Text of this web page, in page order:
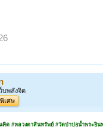
บพลังจิต
เศษ
ด #หลวงตาสินทรัพย์ #วัดป่าบ่อน้ำพระอิน
58 59 60 61 62 ถัดไป >